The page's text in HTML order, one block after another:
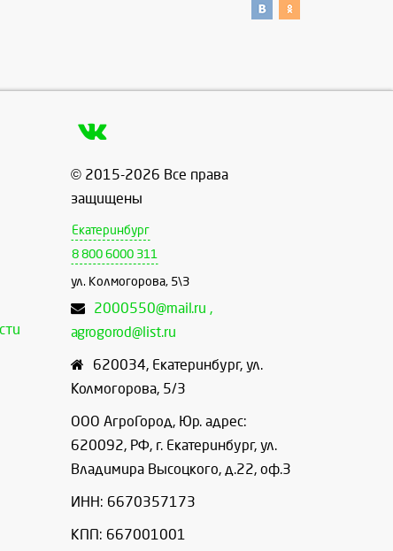
© 2015-2026 Все права
защищены
Екатеринбург
8 800 6000 311
ул. Колмогорова, 5\3
2000550@mail.ru ,
agrogorod@list.ru
620034, Екатеринбург, ул.
Колмогорова, 5/3
ООО АгроГород, Юр. адрес:
620092, РФ, г. Екатеринбург, ул.
Владимира Высоцкого, д.22, оф.3
ИНН: 6670357173
КПП: 667001001